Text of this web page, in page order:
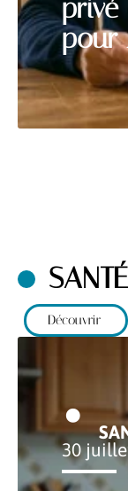
privé
pour
SANTÉ
Découvrir
30